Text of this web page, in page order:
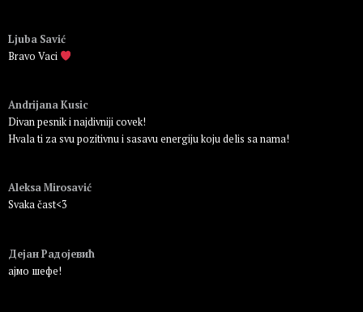
Ljuba Savić
Bravo Vaci
Andrijana Kusic
Divan pesnik i najdivniji covek!
Hvala ti za svu pozitivnu i sasavu energiju koju delis sa nama!
Aleksa Mirosavić
Svaka čast<3
Дејан Радојевић
ајмо шефе!